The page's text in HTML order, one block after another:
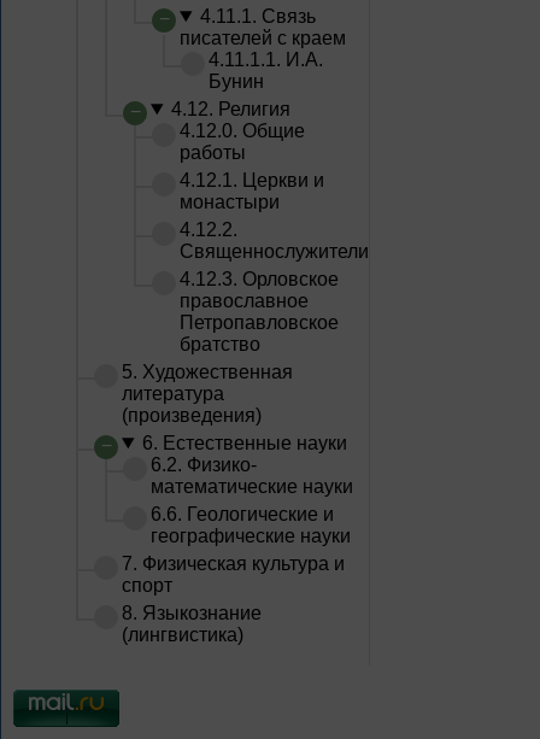
4.11.1. Связь
писателей с краем
4.11.1.1. И.А.
Бунин
4.12. Религия
4.12.0. Общие
работы
4.12.1. Церкви и
монастыри
4.12.2.
Священнослужители
4.12.3. Орловское
православное
Петропавловское
братство
5. Художественная
литература
(произведения)
6. Естественные науки
6.2. Физико-
математические науки
6.6. Геологические и
географические науки
7. Физическая культура и
спорт
8. Языкознание
(лингвистика)